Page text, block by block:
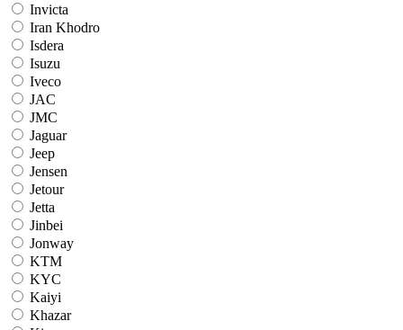
Invicta
Iran Khodro
Isdera
Isuzu
Iveco
JAC
JMC
Jaguar
Jeep
Jensen
Jetour
Jetta
Jinbei
Jonway
KTM
KYC
Kaiyi
Khazar